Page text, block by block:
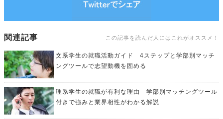
関連記事 この記事を読んだ人にはこれがオススメ！
文系学生の就職活動ガイド 4ステップと学部別マッチ
ングツールで志望動機を固める
理系学生の就職が有利な理由 学部別マッチングツール
付きで強みと業界相性がわかる解説